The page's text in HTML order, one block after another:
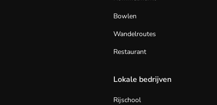
Bowlen
Wandelroutes
Restaurant
Lokale bedrijven
Rijschool